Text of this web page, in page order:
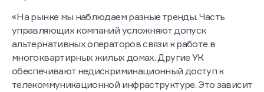
«На рынке мы наблюдаем разные тренды. Часть
управляющих компаний усложняют допуск
альтернативных операторов связи к работе в
многоквартирных жилых домах. Другие УК
обеспечивают недискриминационный доступ к